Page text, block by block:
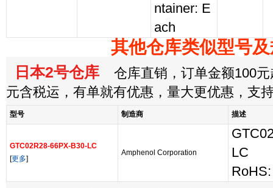
ntainer: E
ach
其他仓库类似型号
日本2号仓库 仓库直销，订单金额100元
元含税运，有单就有优惠，量大更优惠，支
型号 制造商 描述
GTC02R28-66PX-B30-LC
[更多]
Amphenol Corporation
LC